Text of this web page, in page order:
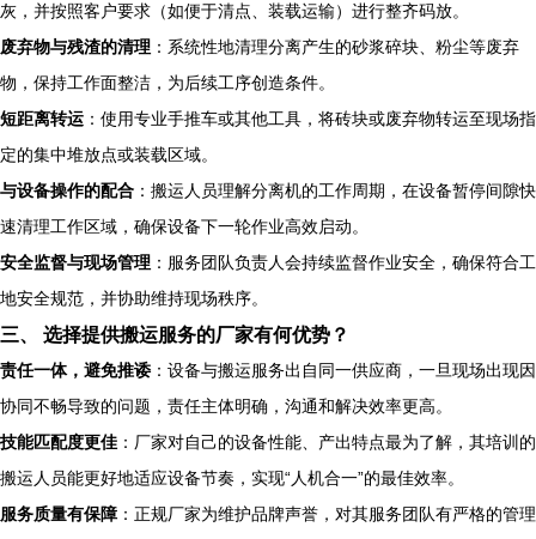
灰，并按照客户要求（如便于清点、装载运输）进行整齐码放。
废弃物与残渣的清理 ：系统性地清理分离产生的砂浆碎块、粉尘等废弃
物，保持工作面整洁，为后续工序创造条件。
短距离转运 ：使用专业手推车或其他工具，将砖块或废弃物转运至现场指
定的集中堆放点或装载区域。
与设备操作的配合 ：搬运人员理解分离机的工作周期，在设备暂停间隙快
速清理工作区域，确保设备下一轮作业高效启动。
安全监督与现场管理 ：服务团队负责人会持续监督作业安全，确保符合工
地安全规范，并协助维持现场秩序。
三、 选择提供搬运服务的厂家有何优势？
责任一体，避免推诿 ：设备与搬运服务出自同一供应商，一旦现场出现因
协同不畅导致的问题，责任主体明确，沟通和解决效率更高。
技能匹配度更佳 ：厂家对自己的设备性能、产出特点最为了解，其培训的
搬运人员能更好地适应设备节奏，实现“人机合一”的最佳效率。
服务质量有保障 ：正规厂家为维护品牌声誉，对其服务团队有严格的管理